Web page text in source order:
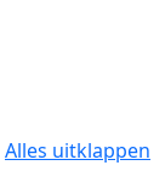
Alles uitklappen